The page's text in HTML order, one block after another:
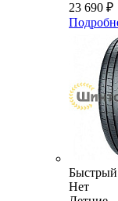
23 690 ₽
Нет